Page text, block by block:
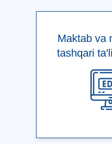
Maktab va
tashqari